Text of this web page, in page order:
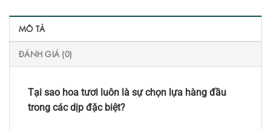
MÔ TẢ
ĐÁNH GIÁ (0)
Tại sao hoa tươi luôn là sự chọn lựa hàng đầu
trong các dịp đặc biệt?